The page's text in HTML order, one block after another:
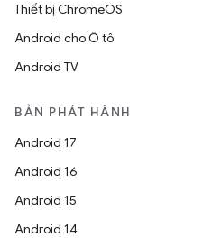
Thiết bị ChromeOS
Android cho Ô tô
Android TV
BẢN PHÁT HÀNH
Android 17
Android 16
Android 15
Android 14